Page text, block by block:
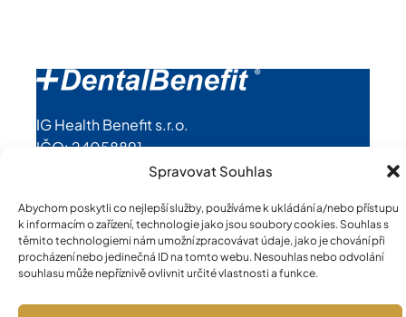
Spravovat Souhlas
Abychom poskytli co nejlepší služby, používáme k ukládání a/nebo přístupu
k informacím o zařízení, technologie jako jsou soubory cookies. Souhlas s
těmito technologiemi nám umožní zpracovávat údaje, jako je chování při
procházení nebo jedinečná ID na tomto webu. Nesouhlas nebo odvolání
souhlasu může nepříznivě ovlivnit určité vlastnosti a funkce.
IG Health Benefit s.r.o.
IČO: 24058891
Bezpečnost a zajištění poukazů
Ochrana osobních údajů (GDPR)
Cookies
Kontakty